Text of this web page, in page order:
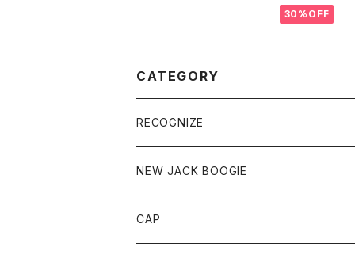
30%OFF
CATEGORY
RECOGNIZE
NEW JACK BOOGIE
CAP